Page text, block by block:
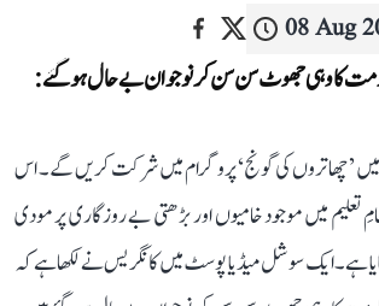
08 Aug
کا وہی جھوٹ سن سن کر نوجوان بے حال ہو گئے:
’چھاتروں کی گونج‘ پروگرام میں شرکت کریں گے۔ اس
میں موجود خامیوں اور بڑھتی بے روزگاری پر مودی
ہے۔ ایک سوشل میڈیا پوسٹ میں کانگریس نے لکھا ہے کہ